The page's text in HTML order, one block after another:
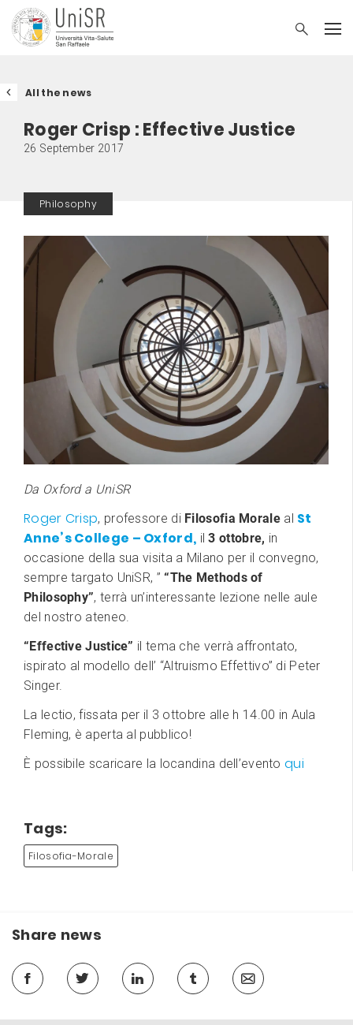
All the news
Roger Crisp : Effective Justice
26 September 2017
Philosophy
Da Oxford a UniSR
Roger Crisp, professore di Filosofia Moraleal St
Anne’s College – Oxford, il 3 ottobre, in
occasione della sua visita a Milano per il convegno,
sempre targato UniSR, ”“The Methods of
Philosophy”, terrà un’interessante lezione nelle aule
del nostro ateneo.
“Effective Justice” il tema che verrà affrontato,
ispirato al modello dell’ “Altruismo Effettivo” di Peter
Singer.
La lectio, fissata per il 3 ottobre alle h 14.00 in Aula
Fleming, è aperta al pubblico!
È possibile scaricare la locandina dell’eventoqui
Tags:
Filosofia-Morale
Share news